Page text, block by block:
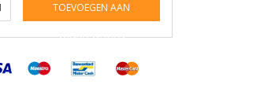
TOEVOEGEN AAN
WINKELWAGEN